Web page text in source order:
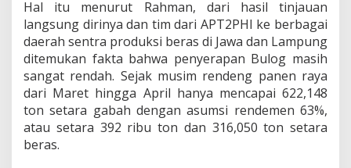
o
g
d
a
n
K
e
Hal itu menurut Rahman, dari hasil tinjauan
langsung dirinya dan tim dari APT2PHI ke berbagai
daerah sentra produksi beras di Jawa dan Lampung
ditemukan fakta bahwa penyerapan Bulog masih
sangat rendah. Sejak musim rendeng panen raya
dari Maret hingga April hanya mencapai 622,148
ton setara gabah dengan asumsi rendemen 63%,
atau setara 392 ribu ton dan 316,050 ton setara
beras.